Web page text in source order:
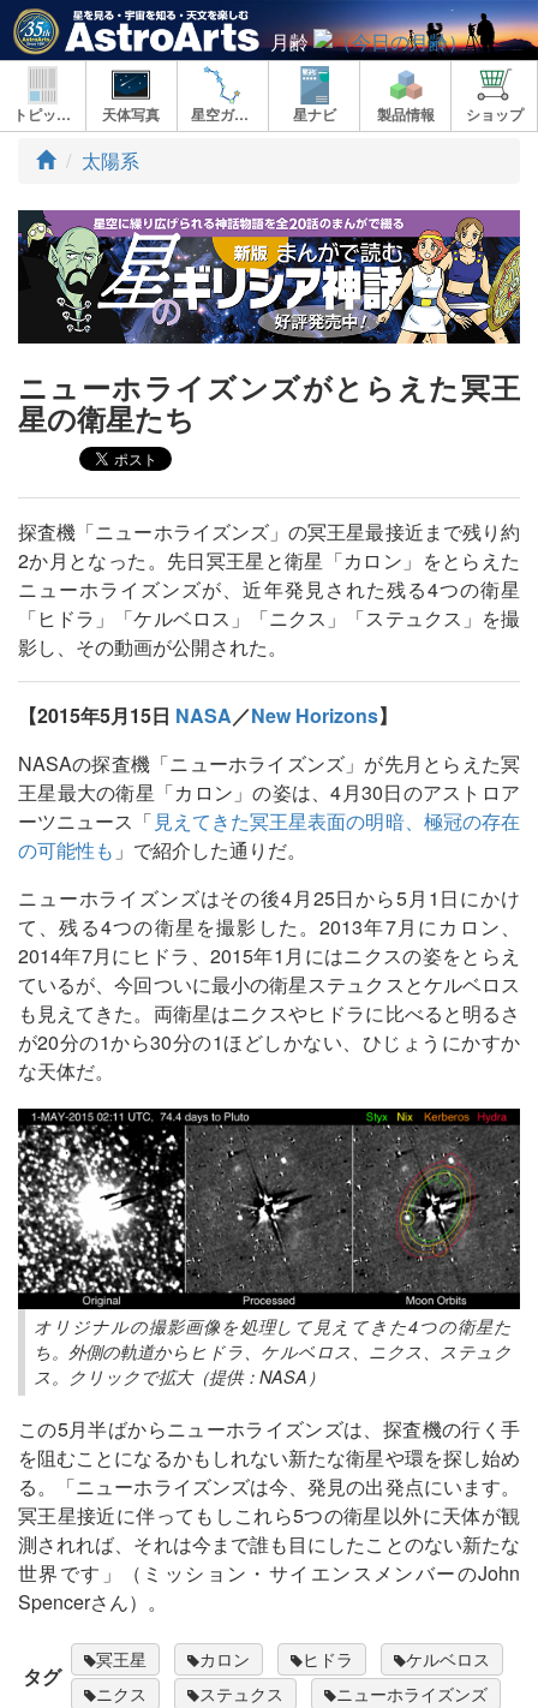
月齢
トピックス 天体写真 星空ガイド 星ナビ 製品情報 ショップ
ト
プ
太陽系
ニューホライズンズがとらえた冥王
星の衛星たち
探査機「ニューホライズンズ」の冥王星最接近まで残り約
2か月となった。先日冥王星と衛星「カロン」をとらえた
ニューホライズンズが、近年発見された残る4つの衛星
「ヒドラ」「ケルベロス」「ニクス」「ステュクス」を撮
影し、その動画が公開された。
【2015年5月15日 NASA／New Horizons】
NASAの探査機「ニューホライズンズ」が先月とらえた冥
王星最大の衛星「カロン」の姿は、4月30日のアストロア
ーツニュース「 見えてきた冥王星表面の明暗、極冠の存在
の可能性も 」で紹介した通りだ。
ニューホライズンズはその後4月25日から5月1日にかけ
て、残る4つの衛星を撮影した。2013年7月にカロン、
2014年7月にヒドラ、2015年1月にはニクスの姿をとらえ
ているが、今回ついに最小の衛星ステュクスとケルベロス
も見えてきた。両衛星はニクスやヒドラに比べると明るさ
が20分の1から30分の1ほどしかない、ひじょうにかすか
な天体だ。
オリジナルの撮影画像を処理して見えてきた4つの衛星た
ち。外側の軌道からヒドラ、ケルベロス、ニクス、ステュク
ス。クリックで拡大（提供：NASA）
この5月半ばからニューホライズンズは、探査機の行く手
を阻むことになるかもしれない新たな衛星や環を探し始め
る。「ニューホライズンズは今、発見の出発点にいます。
冥王星接近に伴ってもしこれら5つの衛星以外に天体が観
測されれば、それは今まで誰も目にしたことのない新たな
世界です」（ミッション・サイエンスメンバーのJohn
Spencerさん）。
タグ
冥王星 カロン ヒドラ
ケルベロス
ニクス
ステュクス ニューホライズンズ